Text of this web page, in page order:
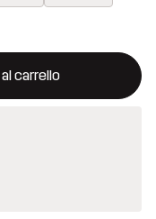
carrello
per confermare un